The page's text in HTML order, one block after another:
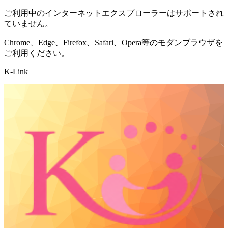
ご利用中のインターネットエクスプローラーはサポートされ
ていません。
Chrome、Edge、Firefox、Safari、Opera等のモダンブラウザを
ご利用ください。
K-Link